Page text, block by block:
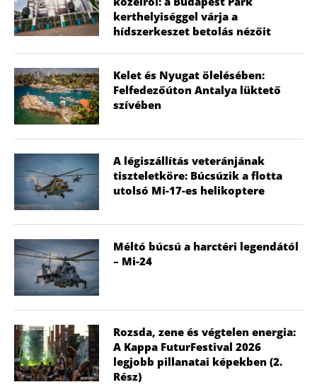
kerthelyiséggel várja a
hídszerkeszet betolás nézőit
Kelet és Nyugat ölelésében:
Felfedezőúton Antalya lüktető
szívében
A légiszállítás veteránjának
tiszteletköre: Búcsúzik a flotta
utolsó Mi-17-es helikoptere
Méltó búcsú a harctéri legendától
– Mi-24
Rozsda, zene és végtelen energia:
A Kappa FuturFestival 2026
legjobb pillanatai képekben (2.
Rész)